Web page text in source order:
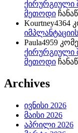
ქირურგიული
მეთოდი
Kourtney4364
Paula4959
ქირურგიული
მეთოდი
Archives
ივნისი 2026
მაისი 2026
აპრილი 2026